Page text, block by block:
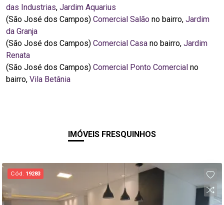
das Industrias, Jardim Aquarius
(São José dos Campos) Comercial Salão no bairro, Jardim
da Granja
(São José dos Campos) Comercial Casa no bairro, Jardim
Renata
(São José dos Campos) Comercial Ponto Comercial no
bairro, Vila Betânia
IMÓVEIS FRESQUINHOS
Cód. 19283